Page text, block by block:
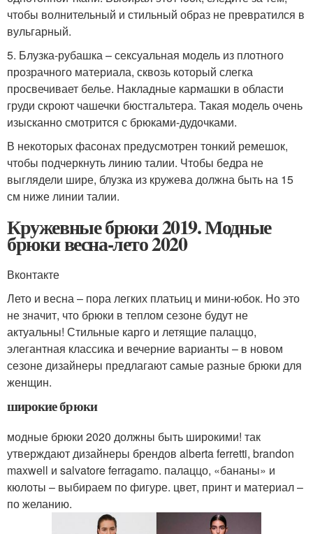
чтобы волнительный и стильный образ не превратился в
вульгарный.
5. Блузка-рубашка – сексуальная модель из плотного
прозрачного материала, сквозь который слегка
просвечивает белье. Накладные кармашки в области
груди скроют чашечки бюстгальтера. Такая модель очень
изысканно смотрится с брюками-дудочками.
В некоторых фасонах предусмотрен тонкий ремешок,
чтобы подчеркнуть линию талии. Чтобы бедра не
выглядели шире, блузка из кружева должна быть на 15
см ниже линии талии.
Кружевные брюки 2019. Модные
брюки весна-лето 2020
Вконтакте
Лето и весна – пора легких платьиц и мини-юбок. Но это
не значит, что брюки в теплом сезоне будут не
актуальны! Стильные карго и летящие палаццо,
элегантная классика и вечерние варианты – в новом
сезоне дизайнеры предлагают самые разные брюки для
женщин.
широкие брюки
модные брюки 2020 должны быть широкими! так
утверждают дизайнеры брендов alberta ferretti, brandon
maxwell и salvatore ferragamo. палаццо, «бананы» и
кюлоты – выбираем по фигуре. цвет, принт и материал –
по желанию.